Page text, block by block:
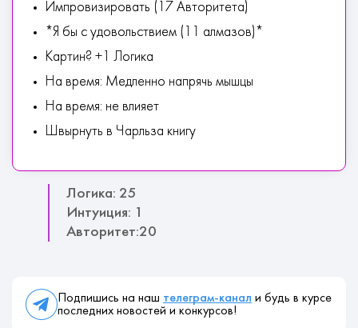
Импровизировать (17 Авторитета)
*Я бы с удовольствием (11 алмазов)*
Картин? +1 Логика
На время: Медленно напрячь мышцы
На время: не влияет
Швырнуть в Чарльза книгу
Логика: 25
Интуиция: 1
Авторитет:20
Подпишись на наш телеграм-канал и будь в курсе
последних новостей и конкурсов!